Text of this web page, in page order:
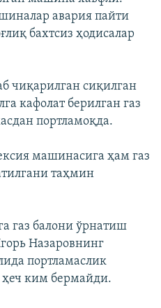
авария пайти
бахтсиз ҳодисалар
чиқарилган сиқилган
кафолат берилган газ
портламоқда.
машинасига ҳам газ
таҳмин
газ балони ўрнатиш
Назаровнинг
портламаслик
ким бермайди.